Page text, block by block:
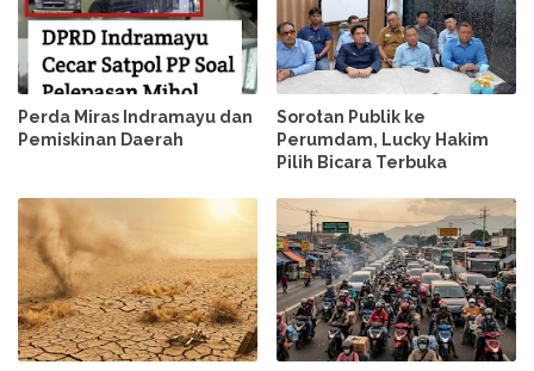
Perda Miras Indramayu dan
Pemiskinan Daerah
Sorotan Publik ke
Perumdam, Lucky Hakim
Pilih Bicara Terbuka